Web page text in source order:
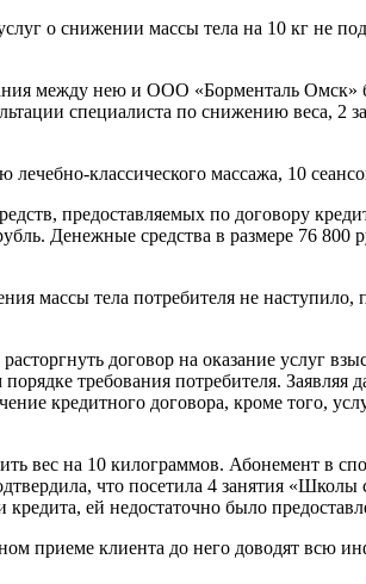
о снижении массы тела на 10 кг не
между нею и ООО «Борменталь Омск»
специалиста по снижению веса, 2
классического массажа, 10
предоставляемых по договору
Денежные средства в размере 76
массы тела потребителя не
договор на оказание услуг
требования потребителя. Заявляя
кредитного договора, кроме того,
вес на 10 килограммов. Абонемент в
что посетила 4 занятия
ей недостаточно было
приеме клиента до него доводят всю